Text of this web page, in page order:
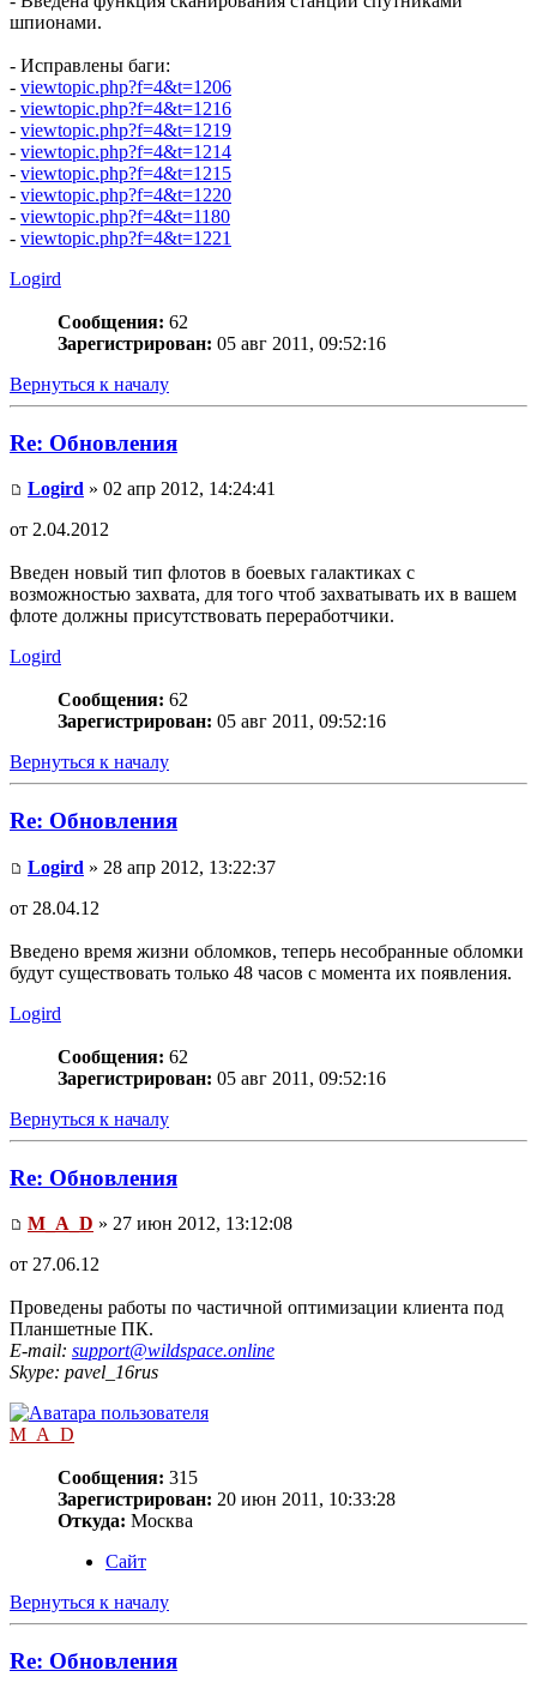
шпионами.
- Исправлены баги:
- viewtopic.php?f=4&t=1206
- viewtopic.php?f=4&t=1216
- viewtopic.php?f=4&t=1219
- viewtopic.php?f=4&t=1214
- viewtopic.php?f=4&t=1215
- viewtopic.php?f=4&t=1220
- viewtopic.php?f=4&t=1180
- viewtopic.php?f=4&t=1221
Logird
Сообщения: 62
Зарегистрирован: 05 авг 2011, 09:52:16
Вернуться к началу
Re: Обновления
Logird » 02 апр 2012, 14:24:41
от 2.04.2012
Введен новый тип флотов в боевых галактиках с
возможностью захвата, для того чтоб захватывать их в вашем
флоте должны присутствовать переработчики.
Logird
Сообщения: 62
Зарегистрирован: 05 авг 2011, 09:52:16
Вернуться к началу
Re: Обновления
Logird » 28 апр 2012, 13:22:37
от 28.04.12
Введено время жизни обломков, теперь несобранные обломки
будут существовать только 48 часов с момента их появления.
Logird
Сообщения: 62
Зарегистрирован: 05 авг 2011, 09:52:16
Вернуться к началу
Re: Обновления
M_A_D » 27 июн 2012, 13:12:08
от 27.06.12
Проведены работы по частичной оптимизации клиента под
Планшетные ПК.
E-mail: support@wildspace.online
Skype: pavel_16rus
M_A_D
Сообщения: 315
Зарегистрирован: 20 июн 2011, 10:33:28
Откуда: Москва
Сайт
Вернуться к началу
Re: Обновления